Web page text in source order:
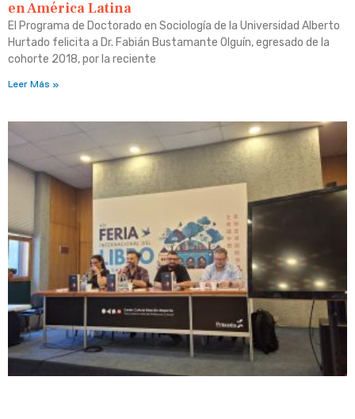
en América Latina
El Programa de Doctorado en Sociología de la Universidad Alberto
Hurtado felicita a Dr. Fabián Bustamante Olguín, egresado de la
cohorte 2018, por la reciente
Leer Más »